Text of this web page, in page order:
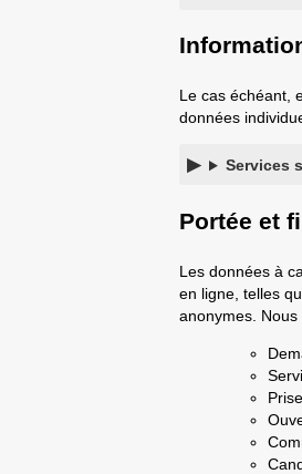
Le cas échéant,
données
Services
Portée et
Les données à
en ligne, telles
anonymes.